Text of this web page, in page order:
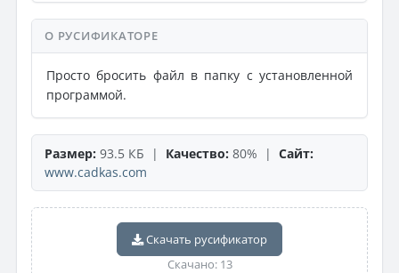
О РУСИФИКАТОРЕ
Просто бросить файл в папку с установленной
программой.
Размер: 93.5 КБ | Качество: 80% | Сайт:
www.cadkas.com
Скачать русификатор
Скачано: 13